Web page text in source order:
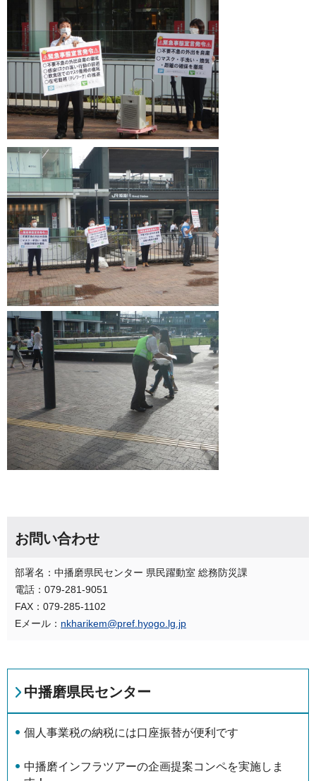
お問い合わせ
部署名：中播磨県民センター 県民躍動室 総務防災課
電話：079-281-9051
FAX：079-285-1102
Eメール： nkharikem@pref.hyogo.lg.jp
中播磨県民センター
個⼈事業税の納税には口座振替が便利です
中播磨インフラツアーの企画提案コンペを実施しま